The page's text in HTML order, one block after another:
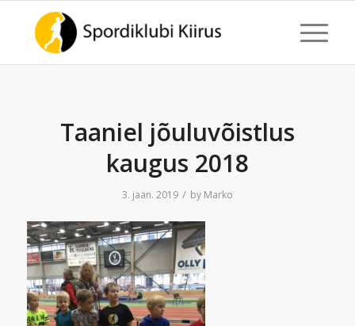
Taaniel jõuluvõistlus
kaugus 2018
3. jaan. 2019 / by Marko